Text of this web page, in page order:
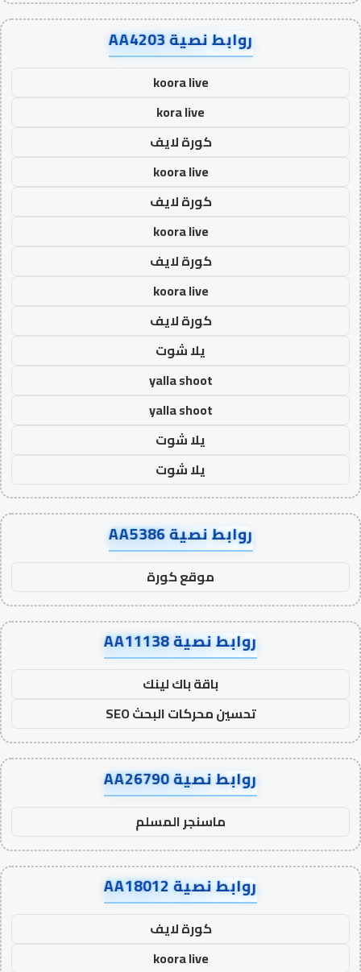
روابط نصية AA4203
koora live
kora live
كورة لايف
koora live
كورة لايف
koora live
كورة لايف
koora live
كورة لايف
يلا شوت
yalla shoot
yalla shoot
يلا شوت
يلا شوت
روابط نصية AA5386
موقع كورة
روابط نصية AA11138
باقة باك لينك
تحسين محركات البحث SEO
روابط نصية AA26790
ماسنجر المسلم
روابط نصية AA18012
كورة لايف
koora live